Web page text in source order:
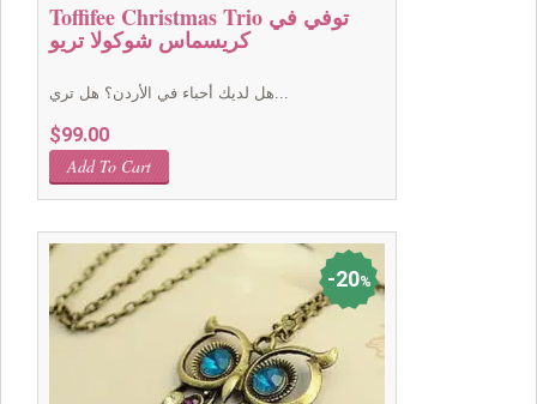
Toffifee Christmas Trio توفي في
كريسماس شوكولا تريو
$99.00
Add To Cart
20%